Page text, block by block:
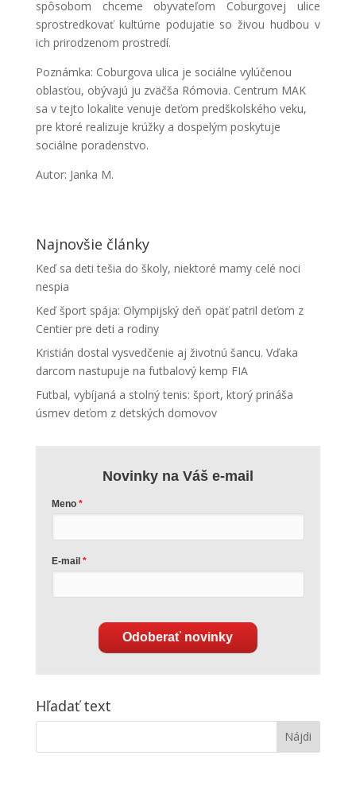
spôsobom chceme obyvateľom Coburgovej ulice
sprostredkovať kultúrne podujatie so živou hudbou v
ich prirodzenom prostredí.
Poznámka: Coburgova ulica je sociálne vylúčenou
oblasťou, obývajú ju zväčša Rómovia. Centrum MAK
sa v tejto lokalite venuje deťom predškolského veku,
pre ktoré realizuje krúžky a dospelým poskytuje
sociálne poradenstvo.
Autor: Janka M.
Najnovšie články
Keď sa deti tešia do školy, niektoré mamy celé noci
nespia
Keď šport spája: Olympijský deň opäť patril deťom z
Centier pre deti a rodiny
Kristián dostal vysvedčenie aj životnú šancu. Vďaka
darcom nastupuje na futbalový kemp FIA
Futbal, vybíjaná a stolný tenis: šport, ktorý prináša
úsmev deťom z detských domovov
Novinky na Váš e-mail
Meno
E-mail
Odoberať novinky
Hľadať text